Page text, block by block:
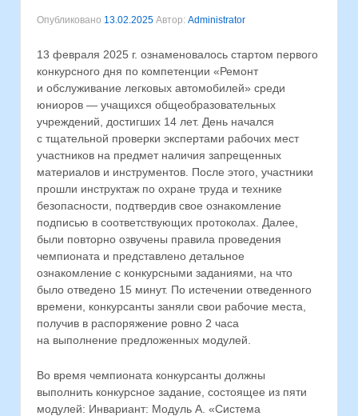
Опубликовано 13.02.2025 Автор: Administrator
13 февраля 2025 г. ознаменовалось стартом первого
конкурсного дня по компетенции «Ремонт
и обслуживание легковых автомобилей» среди
юниоров — учащихся общеобразовательных
учреждений, достигших 14 лет. День начался
с тщательной проверки экспертами рабочих мест
участников на предмет наличия запрещенных
материалов и инструментов. После этого, участники
прошли инструктаж по охране труда и технике
безопасности, подтвердив свое ознакомление
подписью в соответствующих протоколах. Далее,
были повторно озвучены правила проведения
чемпионата и представлено детальное
ознакомление с конкурсными заданиями, на что
было отведено 15 минут. По истечении отведенного
времени, конкурсанты заняли свои рабочие места,
получив в распоряжение ровно 2 часа
на выполнение предложенных модулей.
Во время чемпионата конкурсанты должны
выполнить конкурсное задание, состоящее из пяти
модулей: Инвариант: Модуль А. «Система